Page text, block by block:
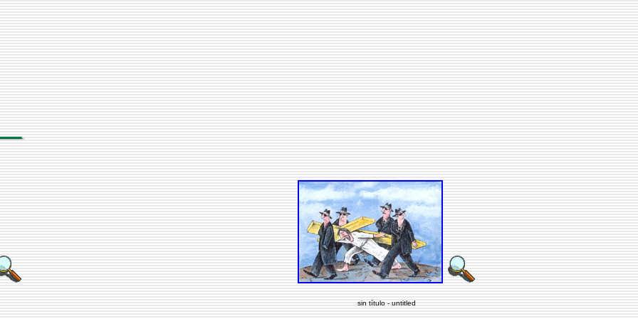
sin título - untitled